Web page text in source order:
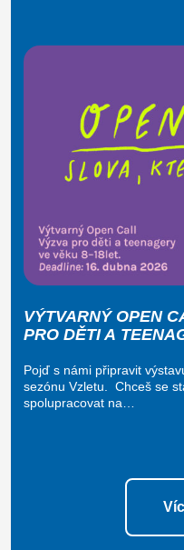
VÝTVARNÝ OPEN
PRO DĚTI A
Pojď s námi připravit
sezónu Vzletu. Chceš se
spolupracovat na…